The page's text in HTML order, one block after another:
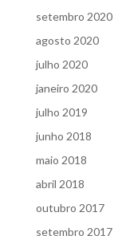
setembro 2020
agosto 2020
julho 2020
janeiro 2020
julho 2019
junho 2018
maio 2018
abril 2018
outubro 2017
setembro 2017